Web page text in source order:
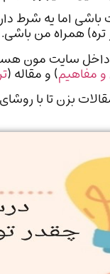
اما یه شرط
همراه من باشی.
سایت مون
مفاهیم) و مقاله (
بزن تا با